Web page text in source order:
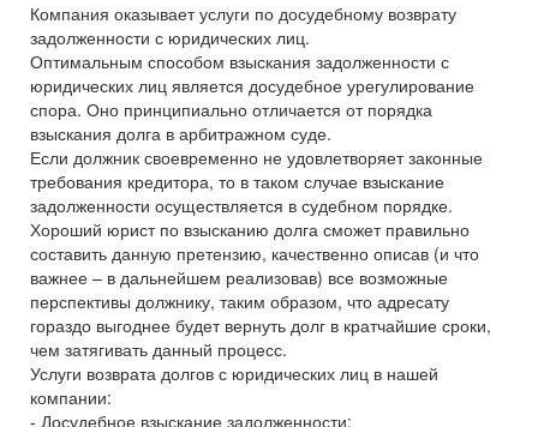
Компания оказывает услуги по досудебному возврату
задолженности с юридических лиц.
Оптимальным способом взыскания задолженности с
юридических лиц является досудебное урегулирование
спора. Оно принципиально отличается от порядка
взыскания долга в арбитражном суде.
Если должник своевременно не удовлетворяет законные
требования кредитора, то в таком случае взыскание
задолженности осуществляется в судебном порядке.
Хороший юрист по взысканию долга сможет правильно
составить данную претензию, качественно описав (и что
важнее – в дальнейшем реализовав) все возможные
перспективы должнику, таким образом, что адресату
гораздо выгоднее будет вернуть долг в кратчайшие сроки,
чем затягивать данный процесс.
Услуги возврата долгов с юридических лиц в нашей
компании:
- Досудебное взыскание задолженности;